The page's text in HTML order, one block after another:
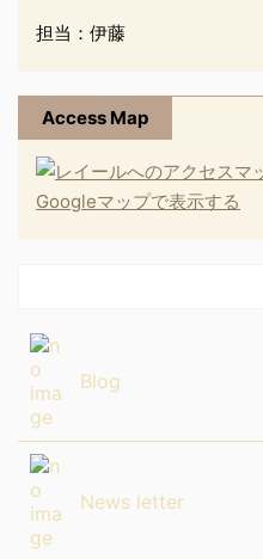
担当：伊藤
Access Map
Googleマップで表示する
Blog
News letter